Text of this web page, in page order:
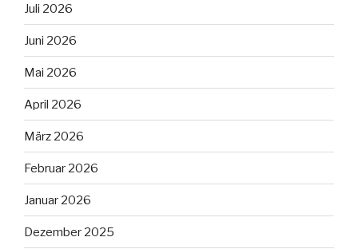
Juli 2026
Juni 2026
Mai 2026
April 2026
März 2026
Februar 2026
Januar 2026
Dezember 2025